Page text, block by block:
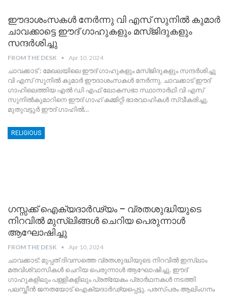
ഈദാശംസകൾ നേർന്നു വി എസ് സുനിൽ കുമാർ
ചാവക്കാട്ടെ ഈദ് ഗാഹുകളും മസ്ജിദുകളും
സന്ദർശിച്ചു
FROM THE DESK Apr 10, 2024
ചാവക്കാട് : മേഖലയിലെ ഈദ് ഗാഹുകളും മസ്ജിദുകളും സന്ദർശിച്ചു
വി എസ് സുനിൽ കുമാർ ഈദാശംസകൾ നേർന്നു. ചാവക്കാട് ഈദ്
ഗാഹിലെത്തിയ എൽ ഡി എഫ് ലോകസഭാ സ്ഥാനാർഥി വി എസ്
സുനിൽകുമാറിനെ ഈദ് ഗാഹ് കമ്മിറ്റി ഭാരവാഹികൾ സ്വീകരിച്ചു.
മുതുവട്ടൂർ ഈദ് ഗാഹിൽ…
RELIGIOUS
ഗസ്സക്ക് ഐക്യദാർഢ്യം – വ്രതശുദ്ധിയുടെ
നിറവില്‍ മുസ്ലിങ്ങൾ ചെറിയ പെരുന്നാള്‍
ആഘോഷിച്ചു
FROM THE DESK Apr 10, 2024
ചാവക്കാട്: മുപ്പത് ദിവസത്തെ വ്രതശുദ്ധിയുടെ നിറവില്‍ ഇസ്‌ലാം
മതവിശ്വാസികള്‍ ചെറിയ പെരുന്നാള്‍ ആഘോഷിച്ചു. ഈദ്
ഗാഹുകളിലും പള്ളികളിലും പ്രത്യേകം പ്രാർഥനകൾ നടത്തി
പലസ്തീൻ ജനതയോട് ഐക്യദാർഢ്യപ്പെട്ടു. പരസ്പരം ആലിംഗനം